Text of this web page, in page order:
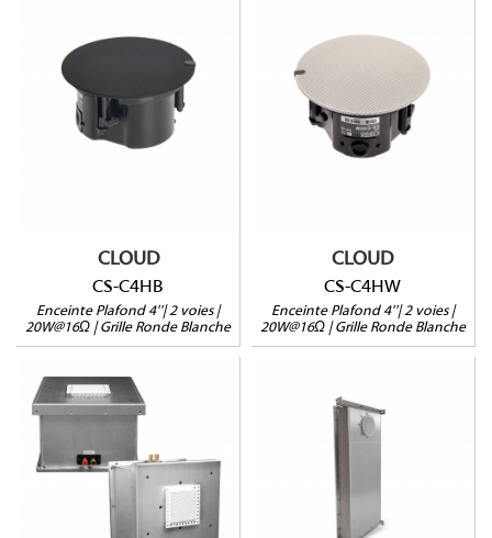
CLOUD
CS-C4HB
Enceinte Plafond 4''| 2 voies |
20W@16Ω | Grille Ronde Blanche
16Ω
CLOUD
CS-C4HW
Enceinte Plafond 4''| 2 voies |
20W@16Ω | Grille Ronde Blanche
CS-C4HW
Grille ronde blanche en
SA63-7
Conception tout
SA63-4
Conception tout